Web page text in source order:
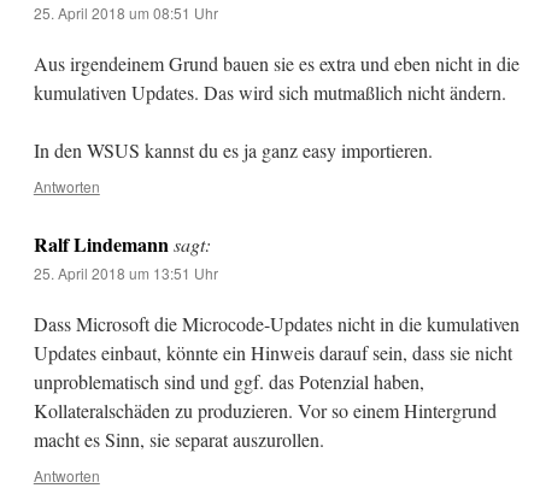
25. April 2018 um 08:51 Uhr
Aus irgendeinem Grund bauen sie es extra und eben nicht in die
kumulativen Updates. Das wird sich mutmaßlich nicht ändern.
In den WSUS kannst du es ja ganz easy importieren.
Antworten
Ralf Lindemann sagt:
25. April 2018 um 13:51 Uhr
Dass Microsoft die Microcode-Updates nicht in die kumulativen
Updates einbaut, könnte ein Hinweis darauf sein, dass sie nicht
unproblematisch sind und ggf. das Potenzial haben,
Kollateralschäden zu produzieren. Vor so einem Hintergrund
macht es Sinn, sie separat auszurollen.
Antworten